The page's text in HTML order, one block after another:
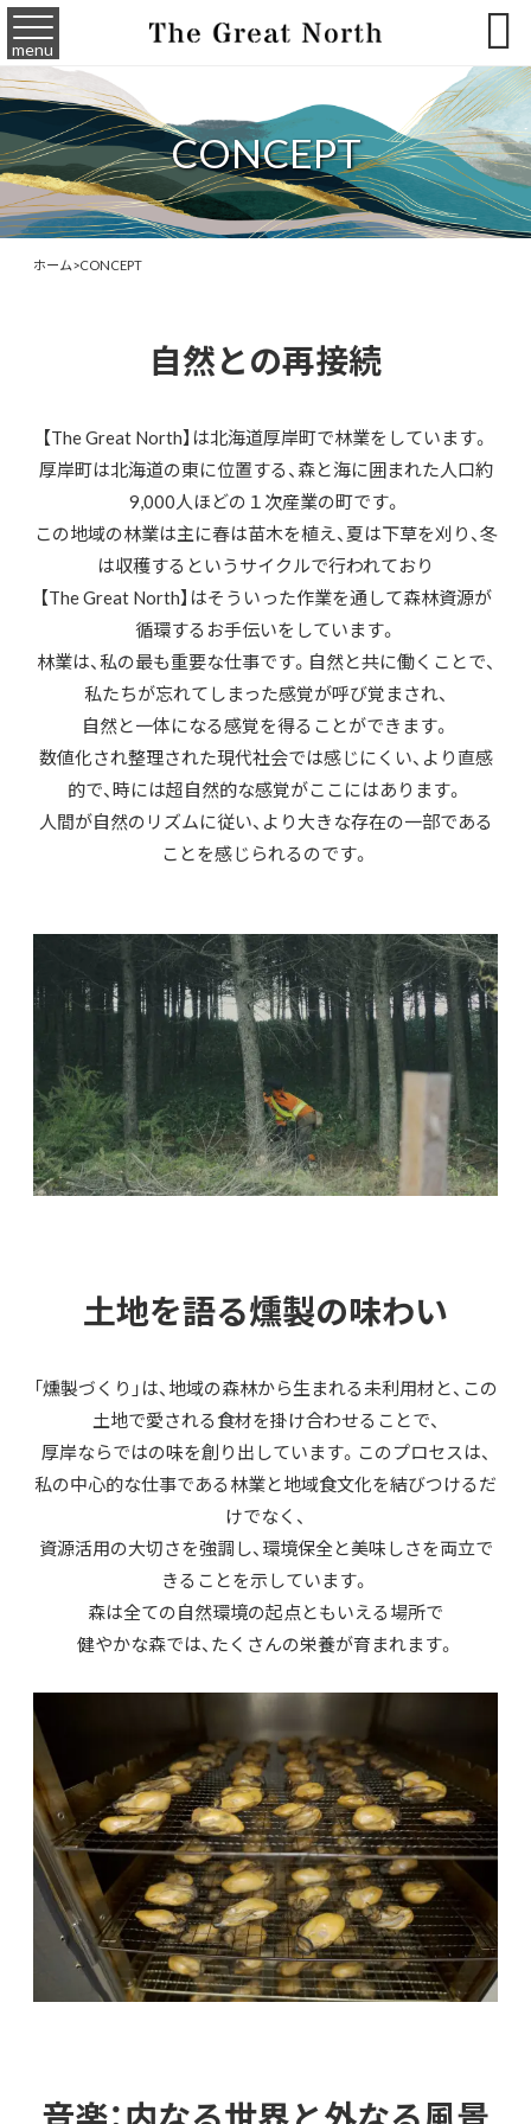
menu 
CONCEPT
ホーム>CONCEPT
自然との再接続
【The Great North】は北海道厚岸町で林業をしています。
厚岸町は北海道の東に位置する、森と海に囲まれた人口約
9,000人ほどの１次産業の町です。
この地域の林業は主に春は苗木を植え、夏は下草を刈り、冬
は収穫するというサイクルで行われており
【The Great North】はそういった作業を通して森林資源が
循環するお手伝いをしています。
林業は、私の最も重要な仕事です。自然と共に働くことで、
私たちが忘れてしまった感覚が呼び覚まされ、
自然と一体になる感覚を得ることができます。
数値化され整理された現代社会では感じにくい、より直感
的で、時には超自然的な感覚がここにはあります。
人間が自然のリズムに従い、より大きな存在の一部である
ことを感じられるのです。
土地を語る燻製の味わい
「燻製づくり」は、地域の森林から生まれる未利用材と、この
土地で愛される食材を掛け合わせることで、
厚岸ならではの味を創り出しています。このプロセスは、
私の中心的な仕事である林業と地域食文化を結びつけるだ
けでなく、
資源活用の大切さを強調し、環境保全と美味しさを両立で
きることを示しています。
森は全ての自然環境の起点ともいえる場所で
健やかな森では、たくさんの栄養が育まれます。